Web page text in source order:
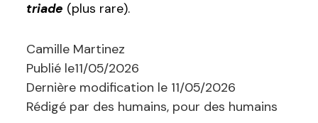
triade (plus rare).
Camille Martinez
Publié le11/05/2026
Dernière modification le 11/05/2026
Rédigé par des humains, pour des humains